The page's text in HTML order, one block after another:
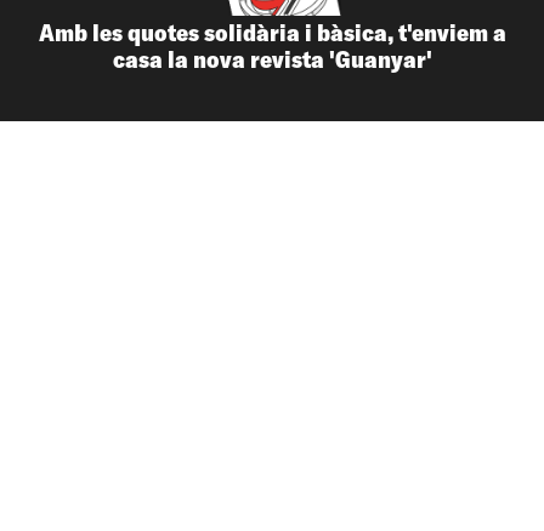
Amb les quotes solidària i bàsica, t'enviem a
casa la nova revista 'Guanyar'